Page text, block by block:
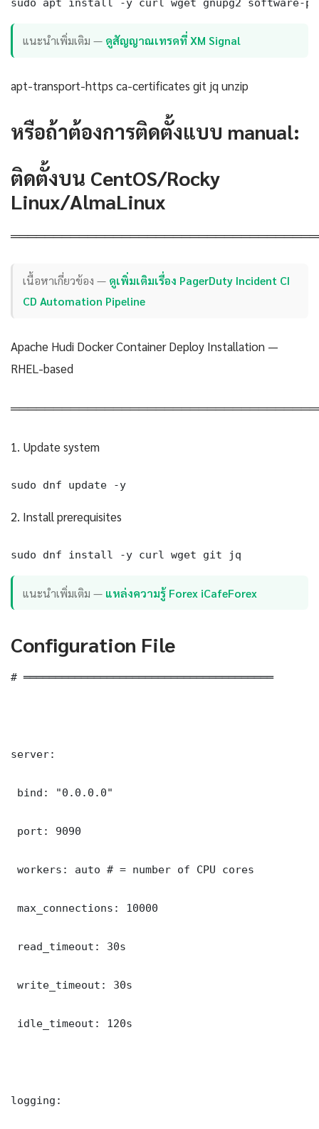
แนะนำเพิ่มเติม — ดูสัญญาณเทรดที่ XM Signal
apt-transport-https ca-certificates git jq unzip
หรือถ้าต้องการติดตั้งแบบ manual:
ติดตั้งบน CentOS/Rocky
Linux/AlmaLinux
เนื้อหาเกี่ยวข้อง — ดูเพิ่มเติมเรื่อง PagerDuty Incident CI
CD Automation Pipeline
Apache Hudi Docker Container Deploy Installation —
RHEL-based
1. Update system
sudo dnf update -y
2. Install prerequisites
sudo dnf install -y curl wget git jq
แนะนำเพิ่มเติม — แหล่งความรู้ Forex iCafeForex
Configuration File
# ═══════════════════════════════════════
server:
bind: "0.0.0.0"
port: 9090
workers: auto # = number of CPU cores
max_connections: 10000
read_timeout: 30s
write_timeout: 30s
idle_timeout: 120s
logging: